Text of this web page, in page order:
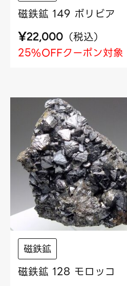
磁鉄鉱 149 ボリビア
¥22,000 （税込）
25%OFFクーポン対象
磁鉄鉱
磁鉄鉱 128 モロッコ